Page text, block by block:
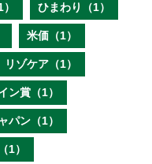
ひまわり（1）
米価（1）
リゾケア（1）
ン賞（1）
パン（1）
1）